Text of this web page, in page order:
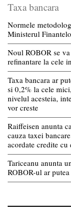
Taxa bancara
Normele
Ministerul
Noul ROBOR se
refinantare la cele
Taxa bancara ar
si 0,2% la cele
nivelul acesteia,
vor creste
Raiffeisen anunta
cauza taxei
acordate credite
Tariceanu anunta
ROBOR-ul ar